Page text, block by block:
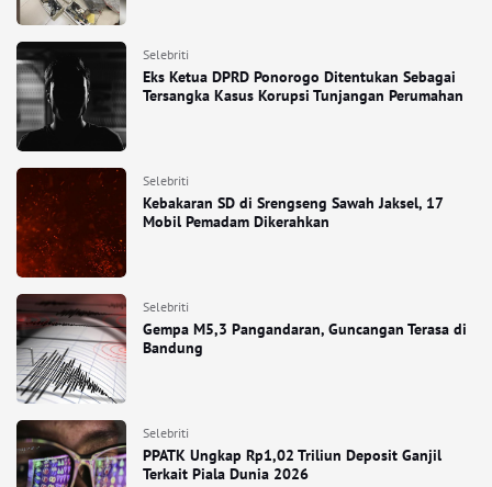
Selebriti
Eks Ketua DPRD Ponorogo Ditentukan Sebagai
Tersangka Kasus Korupsi Tunjangan Perumahan
Selebriti
Kebakaran SD di Srengseng Sawah Jaksel, 17
Mobil Pemadam Dikerahkan
Selebriti
Gempa M5,3 Pangandaran, Guncangan Terasa di
Bandung
Selebriti
PPATK Ungkap Rp1,02 Triliun Deposit Ganjil
Terkait Piala Dunia 2026